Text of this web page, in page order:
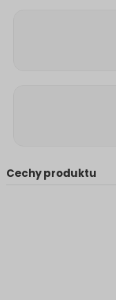
Cechy produktu